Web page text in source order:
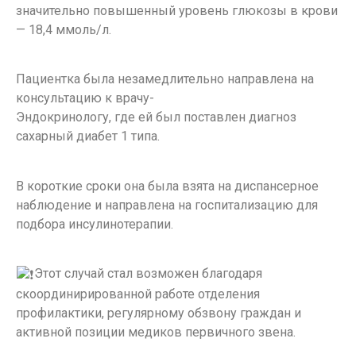
значительно повышенный уровень глюкозы в крови
— 18,4 ммоль/л.
Пациентка была незамедлительно направлена на
консультацию к врачу-
Эндокринологу, где ей был поставлен диагноз
сахарный диабет 1 типа.
В короткие сроки она была взята на диспансерное
наблюдение и направлена на госпитализацию для
подбора инсулинотерапии.
️Этот случай стал возможен благодаря
скоординирированной работе отделения
профилактики, регулярному обзвону граждан и
активной позиции медиков первичного звена.